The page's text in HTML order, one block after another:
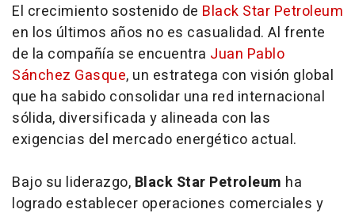
El crecimiento sostenido de Black Star Petroleum
en los últimos años no es casualidad. Al frente
de la compañía se encuentra Juan Pablo
Sánchez Gasque, un estratega con visión global
que ha sabido consolidar una red internacional
sólida, diversificada y alineada con las
exigencias del mercado energético actual.
Bajo su liderazgo, Black Star Petroleum ha
logrado establecer operaciones comerciales y